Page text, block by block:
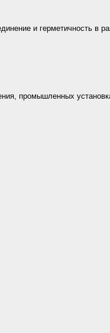
и герметичность в
промышленных